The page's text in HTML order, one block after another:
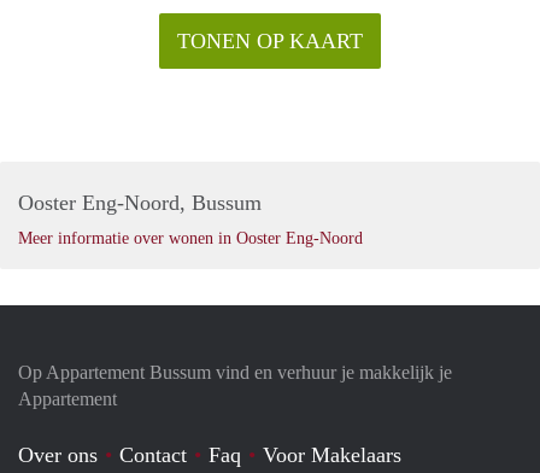
TONEN OP KAART
Ooster Eng-Noord, Bussum
Meer informatie over wonen in Ooster Eng-Noord
Op Appartement Bussum vind en verhuur je makkelijk je
Appartement
Over ons Contact Faq Voor Makelaars